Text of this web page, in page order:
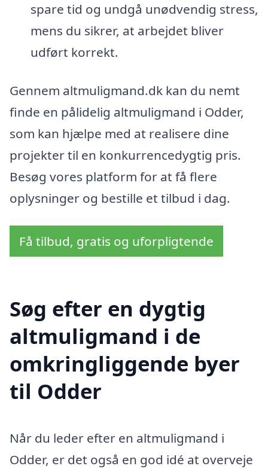
spare tid og undgå unødvendig stress,
mens du sikrer, at arbejdet bliver
udført korrekt.
Gennem altmuligmand.dk kan du nemt
finde en pålidelig altmuligmand i Odder,
som kan hjælpe med at realisere dine
projekter til en konkurrencedygtig pris.
Besøg vores platform for at få flere
oplysninger og bestille et tilbud i dag.
Få tilbud, gratis og uforpligtende
Søg efter en dygtig
altmuligmand i de
omkringliggende byer
til Odder
Når du leder efter en altmuligmand i
Odder, er det også en god idé at overveje